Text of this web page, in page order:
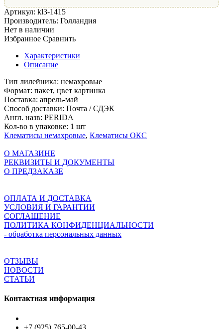
Артикул: kl3-1415
Производитель: Голландия
Нет в наличии
Избранное Сравнить
Характеристики
Описание
Тип лилейника: немахровые
Формат: пакет, цвет картинка
Поставка: апрель-май
Способ доставки: Почта / СДЭК
Англ. назв: PERIDA
Кол-во в упаковке: 1 шт
Клематисы немахровые, Клематисы ОКС
О МАГАЗИНЕ
РЕКВИЗИТЫ И ДОКУМЕНТЫ
О ПРЕДЗАКАЗЕ
ОПЛАТА И ДОСТАВКА
УСЛОВИЯ И ГАРАНТИИ
СОГЛАШЕНИЕ
ПОЛИТИКА КОНФИДЕНЦИАЛЬНОСТИ
- обработка персональных данных
ОТЗЫВЫ
НОВОСТИ
СТАТЬИ
Контактная информация
+7 (925) 765-00-43